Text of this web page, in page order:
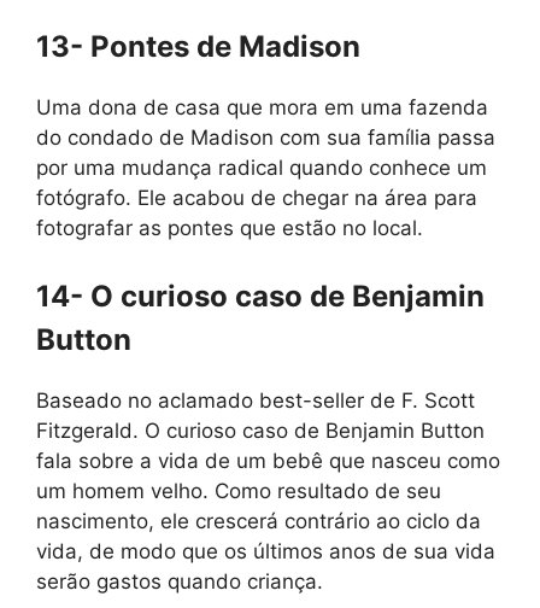
13- Pontes de Madison
Uma dona de casa que mora em uma fazenda
do condado de Madison com sua família passa
por uma mudança radical quando conhece um
fotógrafo. Ele acabou de chegar na área para
fotografar as pontes que estão no local.
14- O curioso caso de Benjamin
Button
Baseado no aclamado best-seller de F. Scott
Fitzgerald. O curioso caso de Benjamin Button
fala sobre a vida de um bebê que nasceu como
um homem velho. Como resultado de seu
nascimento, ele crescerá contrário ao ciclo da
vida, de modo que os últimos anos de sua vida
serão gastos quando criança.